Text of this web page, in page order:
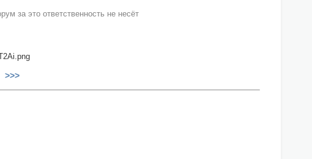
за это ответственность не несёт
>>>